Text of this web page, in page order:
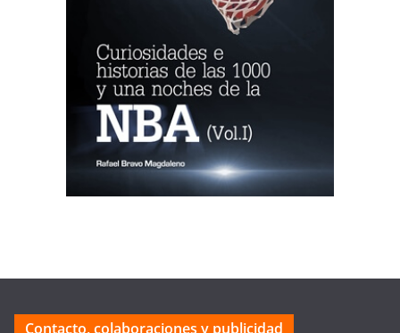
Contacto, colaboraciones y publicidad